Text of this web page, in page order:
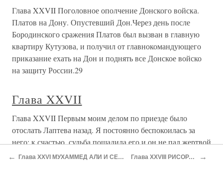
Глава XXVII Поголовное ополчение Донского войска.
Платов на Дону. Опустевший Дон.Через день после
Бородинского сражения Платов был вызван в главную
квартиру Кутузова, и получил от главнокомандующего
приказание ехать на Дон и поднять все Донское войско
на защиту России.29
Глава XXVII
Глава XXVII Первым моим делом по приезде было
отослать Лаптева назад. Я постоянно беспокоилась за
него; к счастью, судьба пощадила его и он не пал жертвой
безграничной признательности и расположения ко мне.
← Глава XXVI МУХАММЕД АЛИ И СЕВЕРНАЯ АФРИКА Глава XXVIII РИСОРДЖИМЕНТО →